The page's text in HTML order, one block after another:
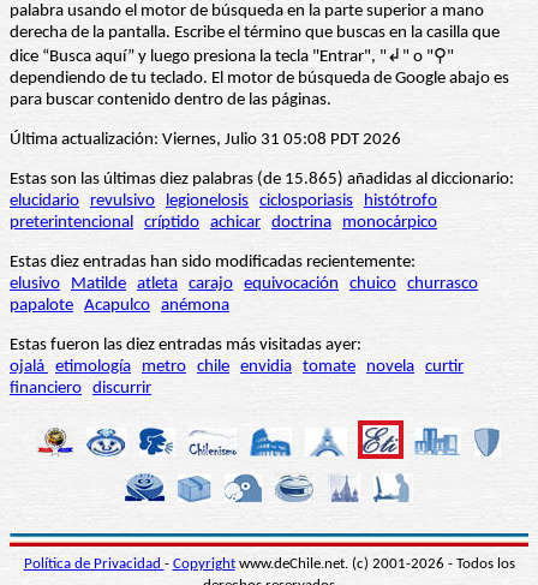
palabra usando el motor de búsqueda en la parte superior a mano
derecha de la pantalla. Escribe el término que buscas en la casilla que
dice “Busca aquí” y luego presiona la tecla "Entrar", "↲" o "⚲"
dependiendo de tu teclado. El motor de búsqueda de Google abajo es
para buscar contenido dentro de las páginas.
Última actualización: Viernes, Julio 31 05:08 PDT 2026
Estas son las últimas diez palabras (de 15.865) añadidas al diccionario:
elucidario
revulsivo legionelosis ciclosporiasis
histótrofo
preterintencional críptido achicar doctrina monocárpico
Estas diez entradas han sido modificadas recientemente:
elusivo
Matilde atleta carajo equivocación chuico churrasco
papalote Acapulco anémona
Estas fueron las diez entradas más visitadas ayer:
ojalá etimología metro chile envidia tomate novela curtir
financiero discurrir
Política de Privacidad - Copyrightwww.deChile.net. (c) 2001-2026 - Todos los